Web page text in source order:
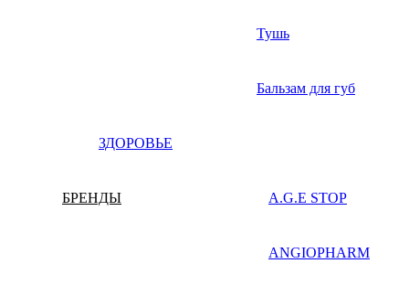
Тушь
Бальзам для губ
ЗДОРОВЬЕ
БРЕНДЫ A.G.E STOP
ANGIOPHARM